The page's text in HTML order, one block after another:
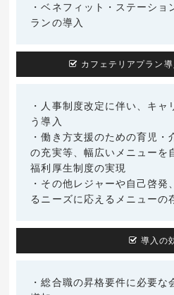
・ベネフィット・ステーシ
ランの導入
カフェテリアプラン
・人事制度改定に伴い、キャ
う導入
・働き方支援のための育児・
の充実等、幅広いメニューを
福利厚生制度の実現
・その他レジャーや自己啓発
るニーズに応えるメニューの
導入の
・総合職の昇格要件に必要